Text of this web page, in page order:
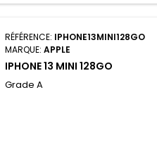
RÉFÉRENCE: IPHONE13MINI128GO
MARQUE:APPLE
IPHONE 13 MINI 128GO
Grade A